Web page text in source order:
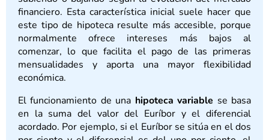
financiero. Esta característica inicial suele hacer que
este tipo de hipoteca resulte más accesible, porque
normalmente ofrece intereses más bajos al
comenzar, lo que facilita el pago de las primeras
mensualidades y aporta una mayor flexibilidad
económica.
El funcionamiento de una hipoteca variable se basa
en la suma del valor del Euríbor y el diferencial
acordado. Por ejemplo, si el Euríbor se sitúa en el dos